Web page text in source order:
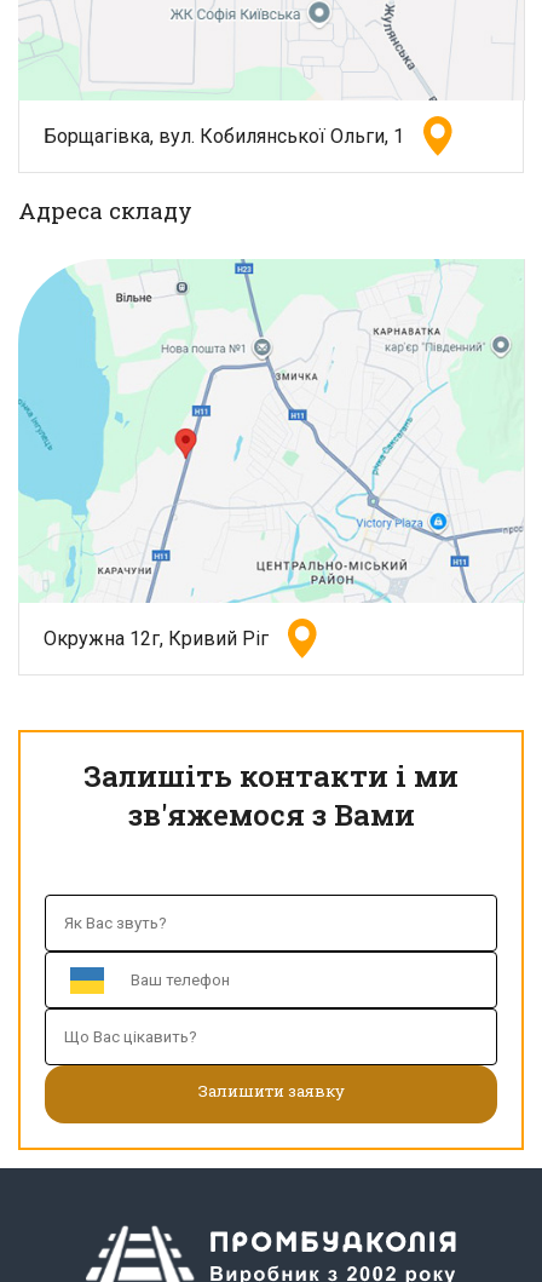
Борщагівка, вул. Кобилянської Ольги, 1
Адреса складу
Окружна 12г, Кривий Ріг
Залишіть контакти і ми
зв'яжемося з Вами